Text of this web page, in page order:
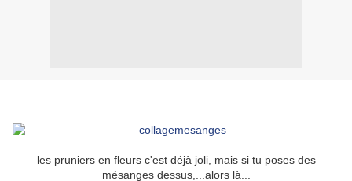
les pruniers en fleurs c'est déjà joli, mais si tu poses des
mésanges dessus,...alors là...